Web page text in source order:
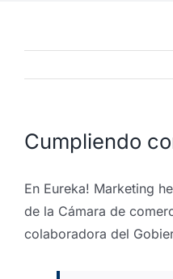
Cumpliendo
En Eureka! Marketing
de la Cámara de
colaboradora del